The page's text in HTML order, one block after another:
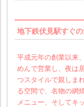
地下鉄伏見駅すぐ
平成元年の創業以来
めんで営業し、夜は
つスタイルで親しま
る空間で、名物の網
メニュー、そしてキ